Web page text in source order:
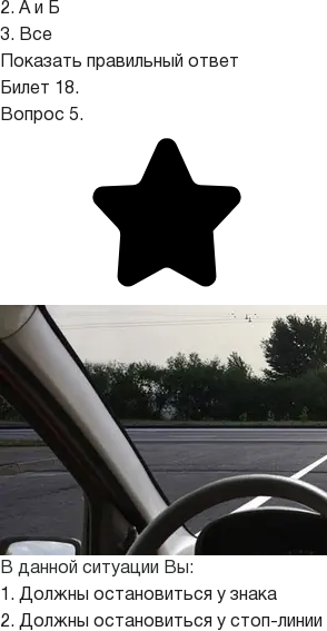
2. А и Б
3. Все
Показать правильный ответ
Билет 18.
Вопрос 5.
В данной ситуации Вы:
1. Должны остановиться у знака
2. Должны остановиться у стоп-линии